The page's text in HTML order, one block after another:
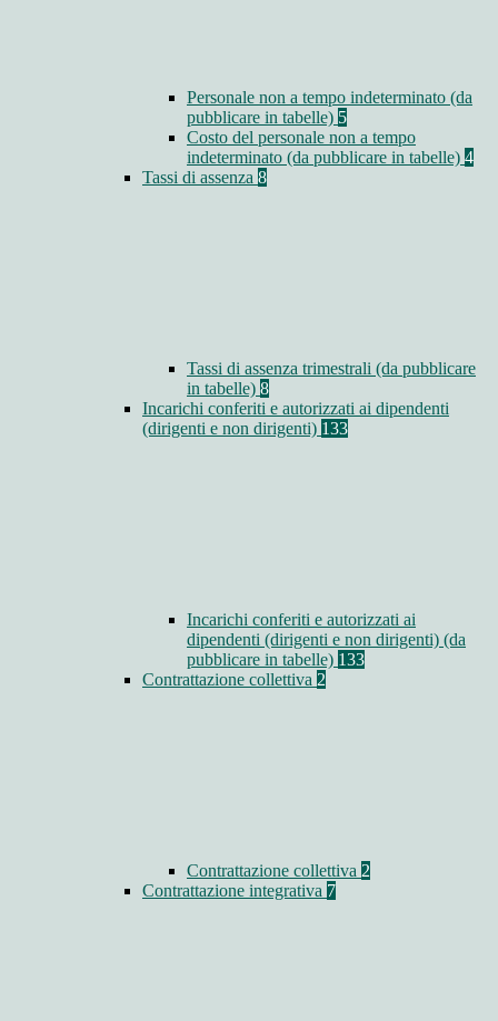
Personale non a tempo indeterminato (da
pubblicare in tabelle) 5
Costo del personale non a tempo
indeterminato (da pubblicare in tabelle) 4
Tassi di assenza 8
Tassi di assenza trimestrali (da pubblicare
in tabelle) 8
Incarichi conferiti e autorizzati ai dipendenti
(dirigenti e non dirigenti) 133
Incarichi conferiti e autorizzati ai
dipendenti (dirigenti e non dirigenti) (da
pubblicare in tabelle) 133
Contrattazione collettiva 2
Contrattazione collettiva 2
Contrattazione integrativa 7